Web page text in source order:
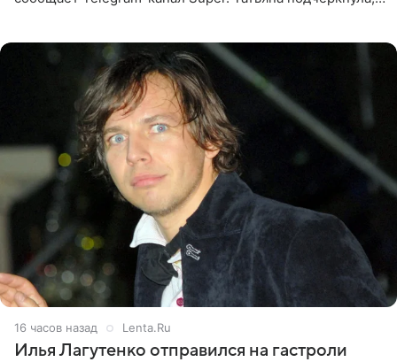
16 часов назад Lenta.Ru
Илья Лагутенко отправился на гастроли